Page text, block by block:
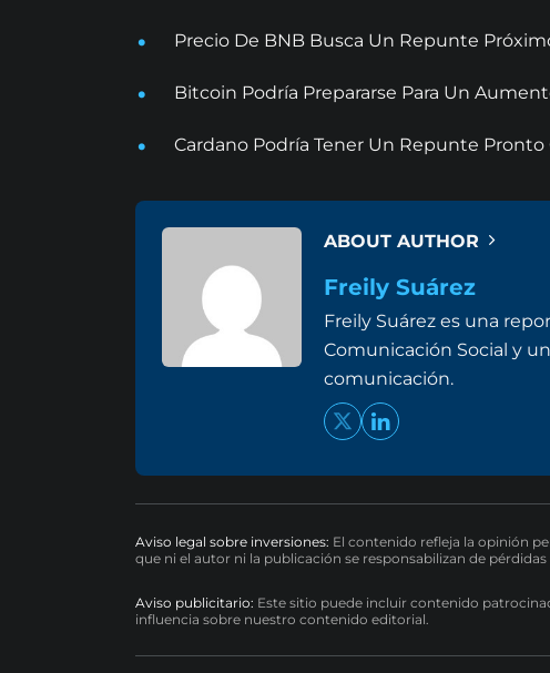
Precio De BNB Busca Un Repunte
Bitcoin Podría Prepararse Para Un
Cardano Podría Tener Un Repunte Pronto
ABOUT AUTHOR
Freily Suárez
Freily Suárez es una
Comunicación Social y
comunicación.
Aviso legal sobre inversiones: El contenido refleja la opinión
que ni el autor ni la publicación se responsabilizan de pérdidas
Aviso publicitario: Este sitio puede incluir contenido
influencia sobre nuestro contenido editorial.